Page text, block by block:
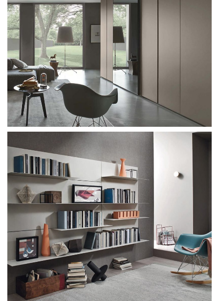
Sangiacomo Cidori
Sangiacomo Breccia